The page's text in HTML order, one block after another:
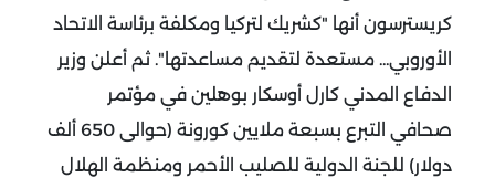
كريسترسون أنها "كشريك لتركيا ومكلفة برئاسة الاتحاد
الأوروبي... مستعدة لتقديم مساعدتها". ثم أعلن وزير
الدفاع المدني كارل أوسكار بوهلين في مؤتمر
صحافي التبرع بسبعة ملايين كورونة (حوالى 650 ألف
دولار) للجنة الدولية للصليب الأحمر ومنظمة الهلال